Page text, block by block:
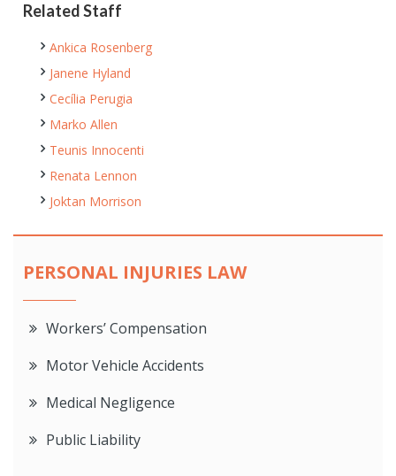
Related Staff
Ankica Rosenberg
Janene Hyland
Cecília Perugia
Marko Allen
Teunis Innocenti
Renata Lennon
Joktan Morrison
PERSONAL INJURIES LAW
Workers’ Compensation
Motor Vehicle Accidents
Medical Negligence
Public Liability